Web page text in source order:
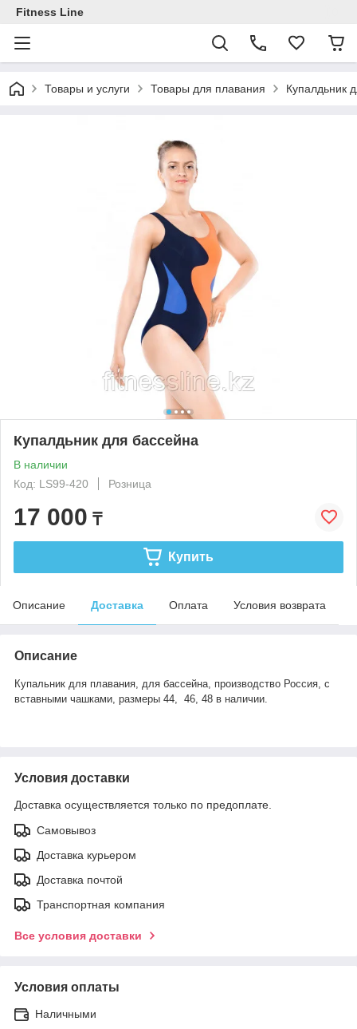
Fitness Line
Товары и услуги Товары для плавания Купалдьник
Купалдьник для бассейна
В наличии
Код: LS99-420
Розница
17 000 ₸
Купить
Описание Доставка Оплата Условия возврата
Описание
Купальник для плавания, для бассейна, производство Россия, с
вставными чашками, размеры 44, 46, 48 в наличии.
Условия доставки
Доставка осуществляется только по предоплате.
Самовывоз
Доставка курьером
Доставка почтой
Транспортная компания
Все условия доставки
Условия оплаты
Наличными